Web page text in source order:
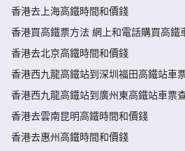
香港去上海高鐵時間和價錢
香港買高鐵票方法 網上和電話購買高鐵
香港去北京高鐵時間和價錢
香港西九龍高鐵站到深圳福田高鐵站車
香港西九龍高鐵站到廣州東高鐵站車票
香港去雲南昆明高鐵時間和價錢
香港去惠州高鐵時間和價錢